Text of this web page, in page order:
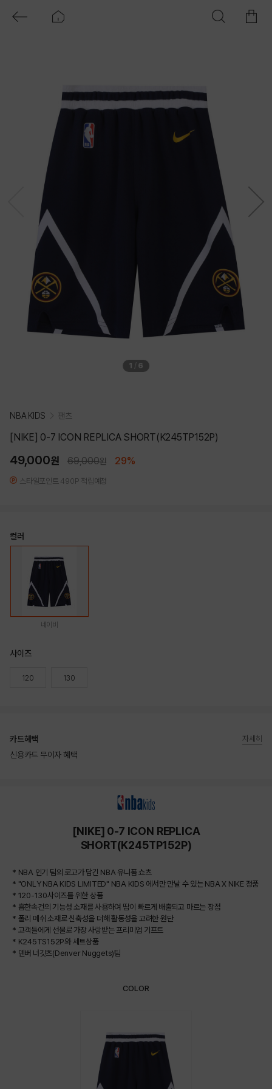
1 / 6
NBA KIDS 팬츠
[NIKE] 0-7 ICON REPLICA SHORT(K245TP152P)
49,000원 69,000원 29%
스타일포인트 490P 적립예정
컬러
네이비
사이즈
120 130
카드혜택
신용카드 무이자 혜택
자세히
[NIKE] 0-7 ICON REPLICA
SHORT(K245TP152P)
* NBA 인기 팀의 로고가 담긴 NBA 유니폼 쇼츠
* "ONLY NBA KIDS LIMITED" NBA KIDS 에서만 만날 수 있는 NBA X NIKE 정품
* 120-130사이즈를 위한 상품
* 흡한속건의 기능성 소재를 사용하여 땀이 빠르게 배출되고 마르는 장점
* 폴리 메쉬 소재로 신축성을 더해 활동성을 고려한 원단
* 고객들에게 선물로 가장 사랑받는 프리미엄 기프트
* K245TS152P와 세트상품
* 덴버 너깃츠(Denver Nuggets)팀
COLOR